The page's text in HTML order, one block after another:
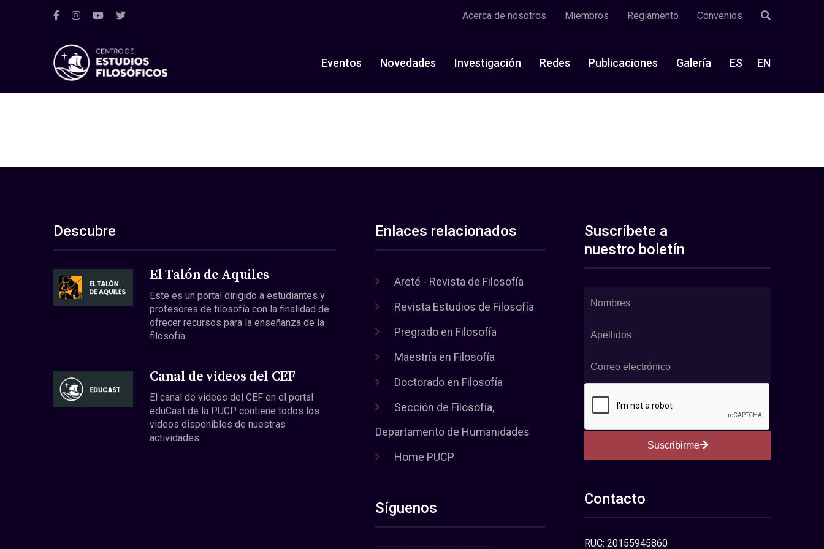
Acerca de nosotros Miembros Reglamento Convenios
Eventos Novedades Investigación Redes Publicaciones Galería ES EN
Descubre
El Talón de Aquiles
Este es un portal dirigido a estudiantes y
profesores de filosofía con la finalidad de
ofrecer recursos para la enseñanza de la
filosofía.
Canal de videos del CEF
El canal de videos del CEF en el portal
eduCast de la PUCP contiene todos los
videos disponibles de nuestras
actividades.
Enlaces relacionados
Areté - Revista de Filosofía
Revista Estudios de Filosofía
Pregrado en Filosofía
Maestría en Filosofía
Doctorado en Filosofía
Sección de Filosofía,
Departamento de Humanidades
Home PUCP
Síguenos
Suscríbete a
nuestro boletín
Suscribirme
Contacto
RUC: 20155945860